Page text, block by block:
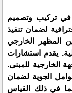
تركيب وتصميم
لضمان تنفيذ
المظهر الخارجي
يقدم استشارات
الخارجية للمبنى.
الجوية لضمان
بما في ذلك القياس